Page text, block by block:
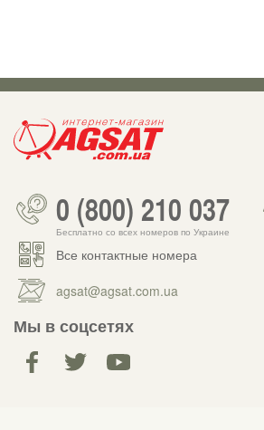
0 (800) 210 037
Бесплатно со всех номеров по Украине
Все контактные номера
agsat@agsat.com.ua
Мы в соцсетях